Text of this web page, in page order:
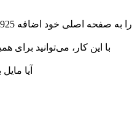
با این کار، می‌توانید برای
آیا